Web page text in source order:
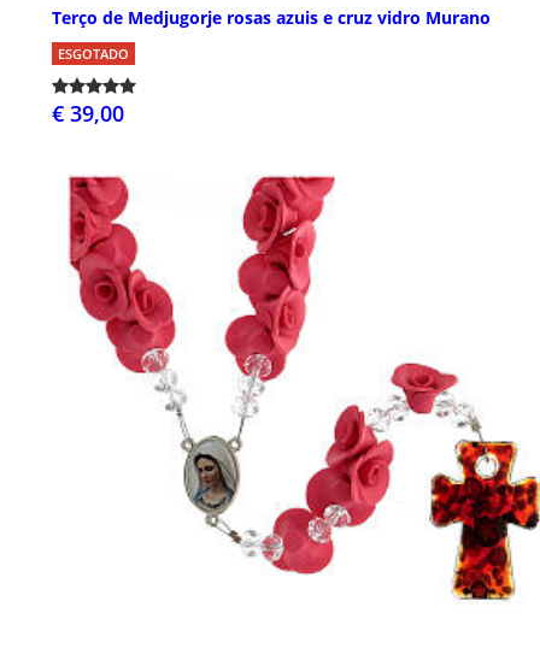
Terço de Medjugorje rosas azuis e cruz vidro Murano
ESGOTADO
€ 39,00